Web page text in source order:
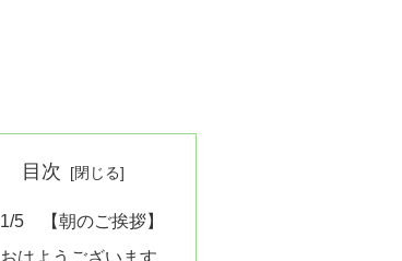
目次
1/5 【朝のご挨拶】
おはようございます